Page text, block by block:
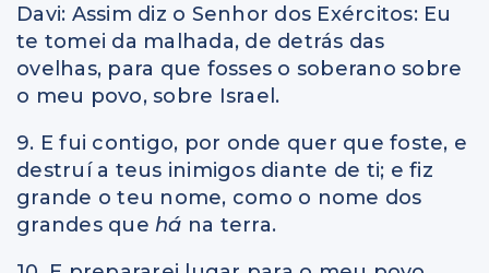
Davi: Assim diz o Senhor dos Exércitos: Eu
te tomei da malhada, de detrás das
ovelhas, para que fosses o soberano sobre
o meu povo, sobre Israel.
9. E fui contigo, por onde quer que foste, e
destruí a teus inimigos diante de ti; e fiz
grande o teu nome, como o nome dos
grandes que há na terra.